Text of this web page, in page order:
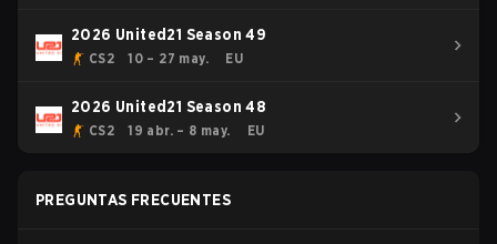
2026 United21 Season 49
CS2 10 – 27 may. EU
2026 United21 Season 48
CS2 19 abr. – 8 may. EU
PREGUNTAS FRECUENTES